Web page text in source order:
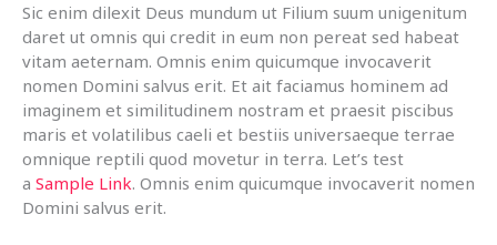
Sic enim dilexit Deus mundum ut Filium suum unigenitum
daret ut omnis qui credit in eum non pereat sed habeat
vitam aeternam. Omnis enim quicumque invocaverit
nomen Domini salvus erit. Et ait faciamus hominem ad
imaginem et similitudinem nostram et praesit piscibus
maris et volatilibus caeli et bestiis universaeque terrae
omnique reptili quod movetur in terra. Let’s test
a Sample Link. Omnis enim quicumque invocaverit nomen
Domini salvus erit.